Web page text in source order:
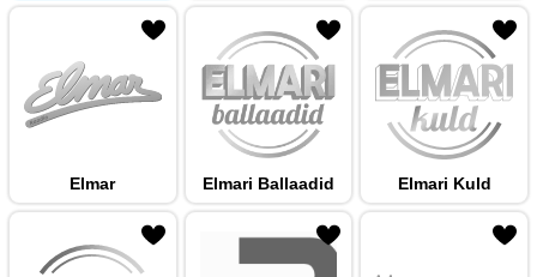
Elmar Elmari Ballaadid Elmari Kuld